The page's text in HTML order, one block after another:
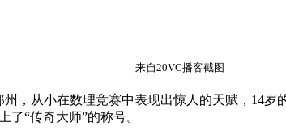
来自20VC播客截图
，从小在数理竞赛中表现出惊人的天赋，14
了“传奇大师”的称号。